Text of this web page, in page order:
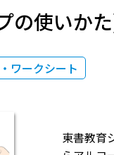
の使いか
ワークシート
東書教育